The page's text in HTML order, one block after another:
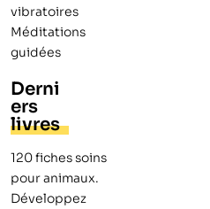
vibratoires
Méditations
guidées
Derni
ers
livres
120 fiches soins
pour animaux.
Développez